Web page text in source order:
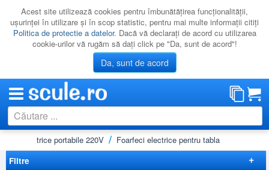
Acest site utilizează cookies pentru îmbunătăţirea funcţionalităţii,
uşurinţei în utilizare şi în scop statistic, pentru mai multe informaţii citiţi
Politica de protectie a datelor. Dacă vă declaraţi de acord cu utilizarea
cookie-urilor vă rugăm să daţi click pe "Da, sunt de acord"!
Da, sunt de acord
CATEGORII
PROMOTII
Scule electrice portabile 220V
Foarfeci electrice pentru tabla
Filtre